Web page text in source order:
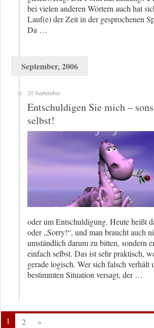
bei vielen anderen Wörtern auch hat
Lauf(e) der Zeit in der gesprochenen
Da …
September, 2006
20 September
Entschuldigen Sie mich –
selbst!
oder um Entschuldigung. Heute heißt
oder „Sorry!“, und man braucht auch
umständlich darum zu bitten, sondern
einfach selbst. Das ist sehr praktisch,
gerade logisch. Wer sich falsch verhält
bestimmten Situation versagt, der …
1 2 »